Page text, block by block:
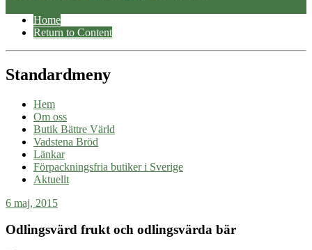
Home
Return to Content
Standardmeny
Hem
Om oss
Butik Bättre Värld
Vadstena Bröd
Länkar
Förpackningsfria butiker i Sverige
Aktuellt
6 maj, 2015
Odlingsvärd frukt och odlingsvärda bär